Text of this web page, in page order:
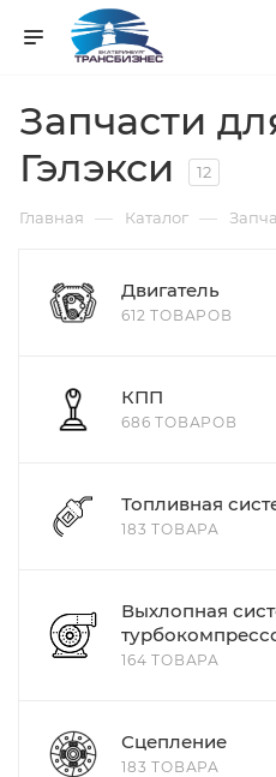
Запчасти
Гэлэкси
12
Главная — Каталог —
Двигатель
612 ТОВАРОВ
КПП
686 ТОВАРОВ
Топливная
183 ТОВАРА
Выхлопная
164 ТОВАРА
Сцепление
183 ТОВАРА